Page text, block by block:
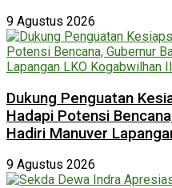
9 Agustus 2026
Dukung Penguatan
Hadapi Potensi
Hadiri Manuver
9 Agustus 2026